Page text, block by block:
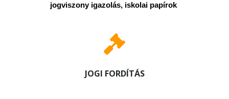
jogviszony igazolás, iskolai papírok
JOGI FORDÍTÁS